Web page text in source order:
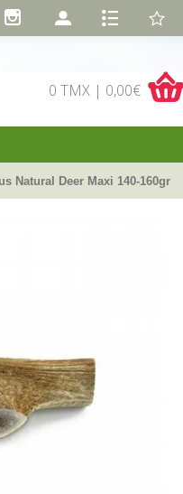
0 TMX | 0,00€
Natural Deer Maxi 140-160gr